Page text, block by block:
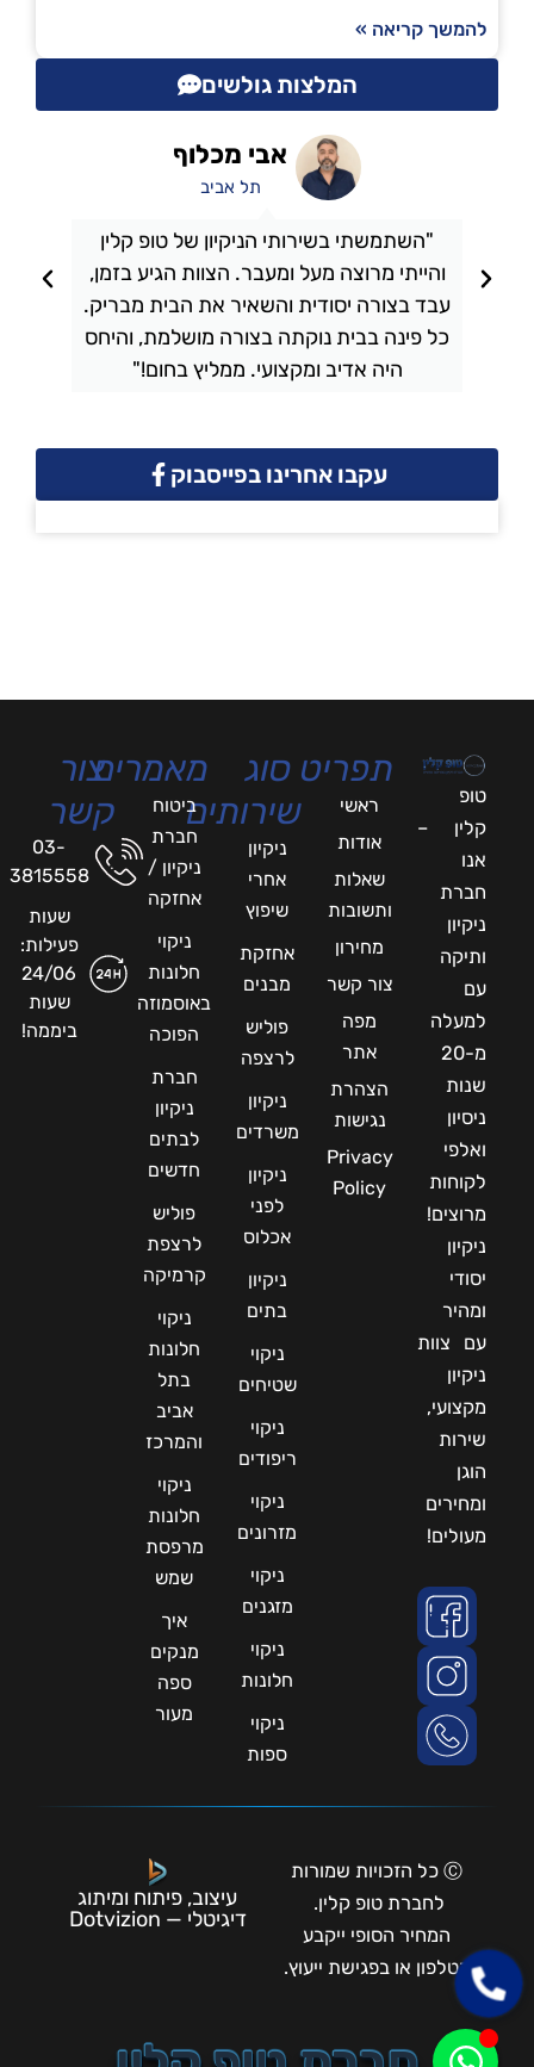
להמשך קריאה »
המלצות גולשים
"השתמשתי בשירותי הניקיון של טופ קלין
והייתי מרוצה מעל ומעבר. הצוות הגיע בזמן,
עבד בצורה יסודית והשאיר את הבית מבריק.
כל פינה בבית נוקתה בצורה מושלמת, והיחס
היה אדיב ומקצועי. ממליץ בחום!"
אבי מכלוף
תל אביב
עקבו אחרינו בפייסבוק
טופ
קלין –
אנו
חברת
ניקיון
ותיקה
עם
למעלה
מ-20
שנות
ניסיון
ואלפי
לקוחות
מרוצים!
ניקיון
יסודי
ומהיר
עם צוות
ניקיון
מקצועי,
שירות
הוגן
ומחירים
מעולים!
תפריט
ראשי
אודות
שאלות
ותשובות
מחירון
צור קשר
מפה
אתר
הצהרת
נגישות
Privacy
Policy
סוג
שירותים
ניקיון
אחרי
שיפוץ
אחזקת
מבנים
פוליש
לרצפה
ניקיון
משרדים
ניקיון
לפני
אכלוס
ניקיון
בתים
ניקוי
שטיחים
ניקוי
ריפודים
ניקוי
מזרונים
ניקוי
מזגנים
ניקוי
חלונות
ניקוי
ספות
מאמרים
ביטוח
חברת
ניקיון /
אחזקה
ניקוי
חלונות
באוסמוזה
הפוכה
חברת
ניקיון
לבתים
חדשים
פוליש
לרצפת
קרמיקה
ניקוי
חלונות
בתל
אביב
והמרכז
ניקוי
חלונות
מרפסת
שמש
איך
מנקים
ספה
מעור
צור
קשר
03-
3815558
שעות
פעילות:
24/06
שעות
ביממה!
Ⓒ כל הזכויות שמורות
לחברת טופ קלין.
המחיר הסופי ייקבע
בטלפון או בפגישת ייעוץ.
עיצוב, פיתוח ומיתוג
דיגיטלי — Dotvizion